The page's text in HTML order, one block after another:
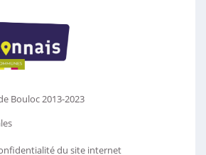
Bouloc 2013-2023
du site internet